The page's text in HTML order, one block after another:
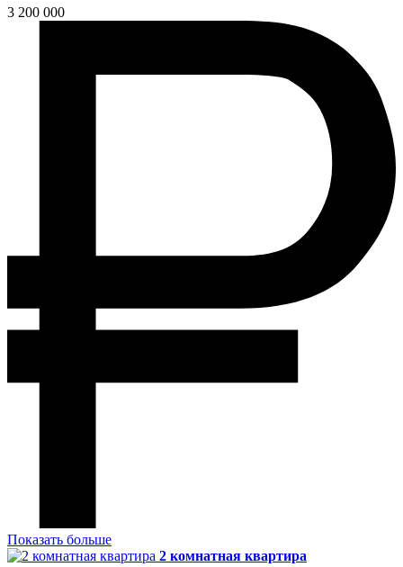
3 200 000
Показать больше
2 комнатная квартира